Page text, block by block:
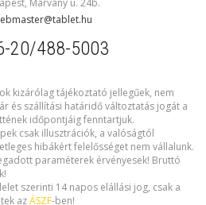
Márvány u. 24b.
20/488-5003
kizárólag tájékoztató jellegűek, nem
és szállítási határidő változtatás jogát a
időpontjáig fenntartjuk.
csak illusztrációk, a valóságtól
hibákért felelősséget nem vállalunk.
paraméterek érvényesek! Bruttó
szerinti 14 napos elállási jog, csak a
azÁSZF-ben!